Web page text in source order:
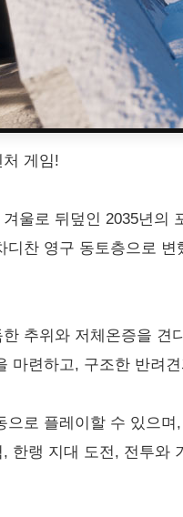
게임!
울로 뒤덮인 2035년의
디찬 영구 동토층으로
추위와 저체온증을 견
마련하고, 구조한 반려
으로 플레이할 수 있으
한랭 지대 도전, 전투와